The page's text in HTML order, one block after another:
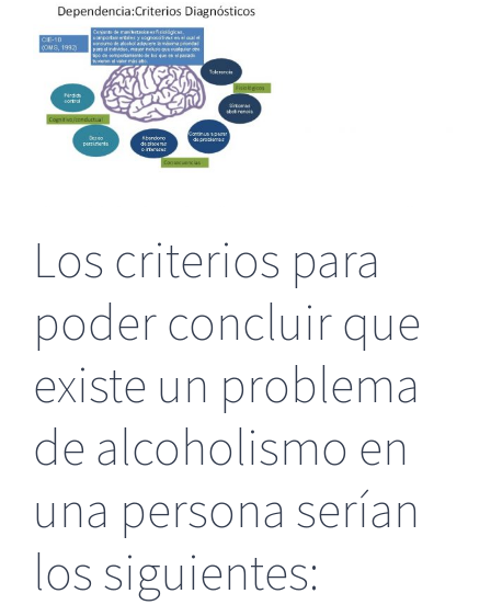
Los criterios para
poder concluir que
existe un problema
de alcoholismo en
una persona serían
los siguientes: